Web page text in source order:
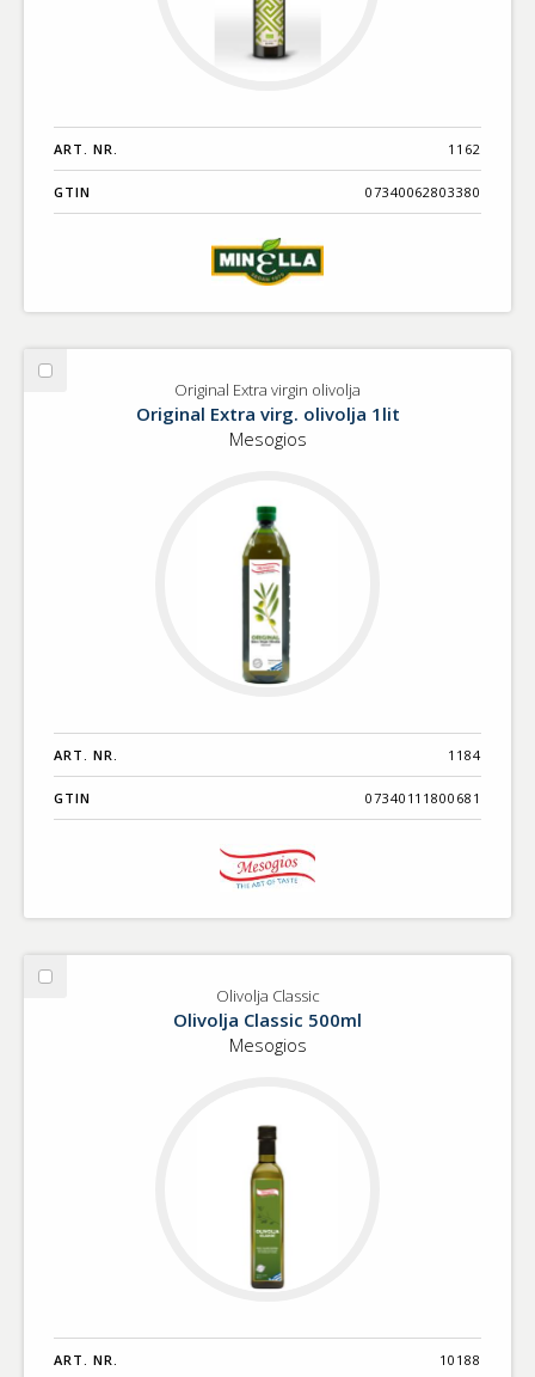
ART. NR. 1162
GTIN 07340062803380
Välj
Original Extra virgin olivolja
Original Extra virg. olivolja 1lit
Mesogios
ART. NR. 1184
GTIN 07340111800681
Välj
Olivolja Classic
Olivolja Classic 500ml
Mesogios
ART. NR. 10188